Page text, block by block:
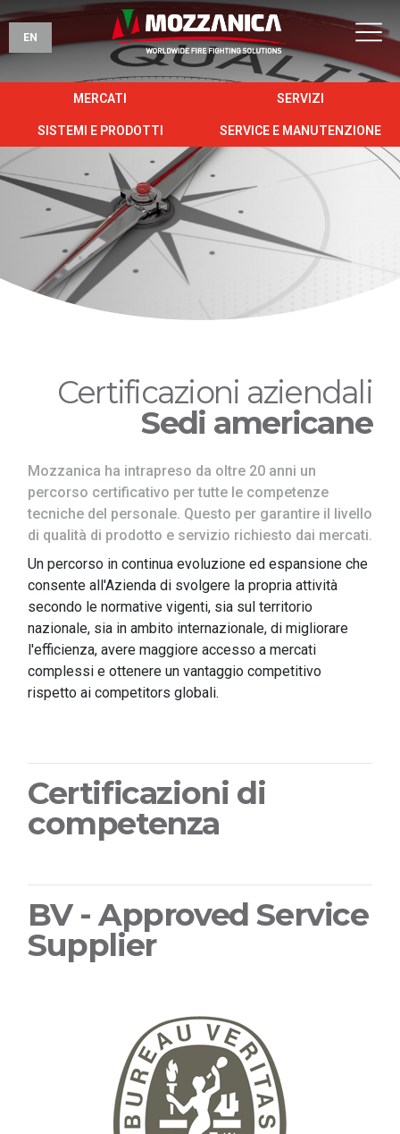
EN
MERCATI SERVIZI
SISTEMI E PRODOTTI SERVICE E MANUTENZIONE
Certificazioni aziendali
Sedi americane
Mozzanica ha intrapreso da oltre 20 anni un
percorso certificativo per tutte le competenze
tecniche del personale. Questo per garantire il livello
di qualità di prodotto e servizio richiesto dai mercati.
Un percorso in continua evoluzione ed espansione che
consente all'Azienda di svolgere la propria attività
secondo le normative vigenti, sia sul territorio
nazionale, sia in ambito internazionale, di migliorare
l'efficienza, avere maggiore accesso a mercati
complessi e ottenere un vantaggio competitivo
rispetto ai competitors globali.
Certificazioni di
competenza
BV - Approved Service
Supplier